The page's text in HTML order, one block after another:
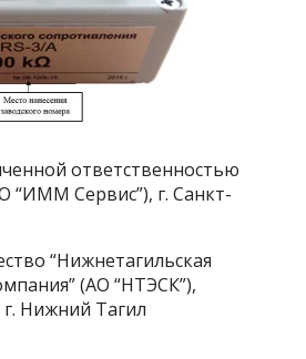
ответственностью
Сервис”), г. Санкт-
“Нижнетагильская
(АО “НТЭСК”),
г. Нижний Тагил